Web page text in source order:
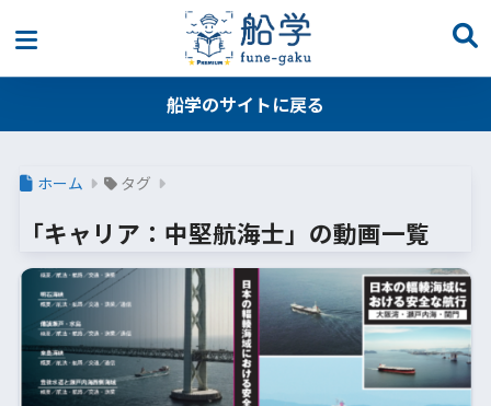
船学のサイトに戻る
ホーム タグ
「キャリア：中堅航海士」の動画一覧